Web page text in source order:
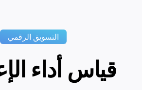
التسويق الرقمي
قياس أداء